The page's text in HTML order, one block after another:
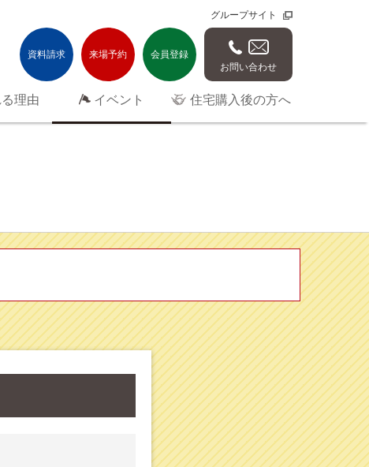
グループサイト
資料請求 来場予約
会員登録
お問い合わせ
理由 イベント 住宅購入後の方へ